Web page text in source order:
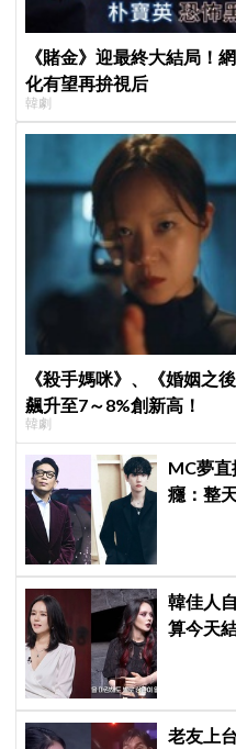
《賭金》迎最終大結局
化有望再拚視后
韓劇
《殺手媽咪》、《婚姻
飆升至7～8%創新高！
韓劇
MC夢
癮：整
韓佳人
算今天
老友上